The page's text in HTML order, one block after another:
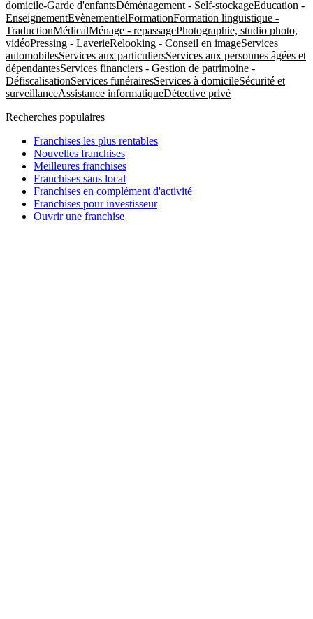
domicile-Garde d'enfantsDéménagement - Self-stockageEducation -
EnseignementEvènementielFormationFormation linguistique -
TraductionMédicalMénage - repassagePhotographie, studio photo,
vidéoPressing - LaverieRelooking - Conseil en imageServices
automobilesServices aux particuliersServices aux personnes âgées et
dépendantesServices financiers - Gestion de patrimoine -
DéfiscalisationServices funérairesServices à domicileSécurité et
surveillanceAssistance informatiqueDétective privé
Recherches populaires
Franchises les plus rentables
Nouvelles franchises
Meilleures franchises
Franchises sans local
Franchises en complément d'activité
Franchises pour investisseur
Ouvrir une franchise